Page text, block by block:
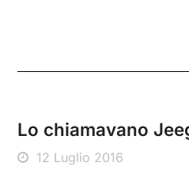
Lo chiamavano
12 Luglio 2016